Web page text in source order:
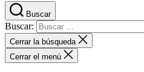
Buscar
Buscar:
Cerrar la búsqueda
Cerrar el menú